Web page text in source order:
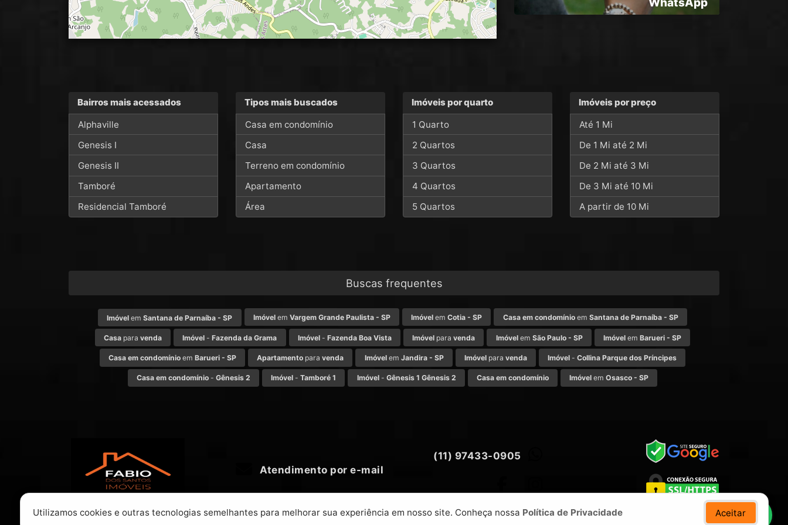
Utilizamos cookies e outras tecnologias semelhantes para melhorar sua experiência em nosso site. Conheça nossa Política de Privacidade Aceitar
WhatsApp
Bairros mais acessados
Alphaville
Genesis I
Genesis II
Tamboré
Residencial Tamboré
Tipos mais buscados
Casa em condomínio
Casa
Terreno em condomínio
Apartamento
Área
Imóveis por quarto
1 Quarto
2 Quartos
3 Quartos
4 Quartos
5 Quartos
Imóveis por preço
Até 1 Mi
De 1 Mi até 2 Mi
De 2 Mi até 3 Mi
De 3 Mi até 10 Mi
A partir de 10 Mi
Buscas frequentes
Imóvel emSantana de Parnaíba - SP Imóvelem Vargem Grande Paulista - SP Imóvel emCotia - SP Casa em condomínioem Santana de Parnaíba - SP
Casa paravenda Imóvel -Fazenda da Grama Imóvel- Fazenda Boa Vista Imóvel paravenda Imóvelem São Paulo - SP Imóvelem Barueri - SP
Casa em condomínioem Barueri - SP Apartamento paravenda Imóvelem Jandira - SP Imóvelpara venda Imóvel -Collina Parque dos Príncipes
Casa em condomínio- Gênesis 2 Imóvel -Tamboré 1 Imóvel- Gênesis 1 Gênesis 2 Casa em condomínio Imóvel emOsasco - SP
Atendimento por e-mail
(11) 97433-0905